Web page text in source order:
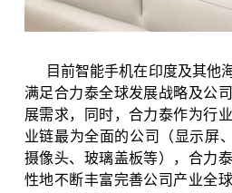
目前智能手机在印度及其他
满足合力泰全球发展战略及公
展需求，同时，合力泰作为行
业链最为全面的公司（显示屏
摄像头、玻璃盖板等），合力
性地不断丰富完善公司产业全